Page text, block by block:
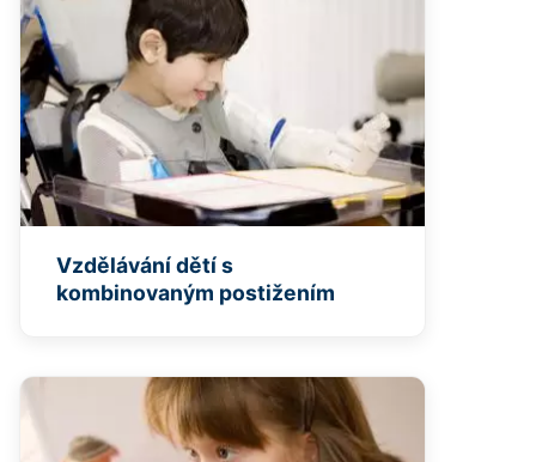
Vzdělávání dětí s
kombinovaným postižením